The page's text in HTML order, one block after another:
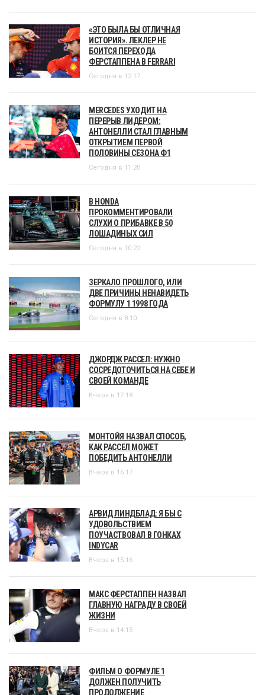
«ЭТО БЫЛА БЫ ОТЛИЧНАЯ
ИСТОРИЯ». ЛЕКЛЕР НЕ
БОИТСЯ ПЕРЕХОДА
ФЕРСТАППЕНА В FERRARI
Сегодня в 12:17
MERCEDES УХОДИТ НА
ПЕРЕРЫВ ЛИДЕРОМ:
АНТОНЕЛЛИ СТАЛ ГЛАВНЫМ
ОТКРЫТИЕМ ПЕРВОЙ
ПОЛОВИНЫ СЕЗОНА Ф1
Сегодня в 11:20
В HONDA
ПРОКОММЕНТИРОВАЛИ
СЛУХИ О ПРИБАВКЕ В 50
ЛОШАДИНЫХ СИЛ
Сегодня в 10:22
ЗЕРКАЛО ПРОШЛОГО, ИЛИ
ДВЕ ПРИЧИНЫ НЕНАВИДЕТЬ
ФОРМУЛУ 1 1998 ГОДА
Сегодня в 8:10
ДЖОРДЖ РАССЕЛ: НУЖНО
СОСРЕДОТОЧИТЬСЯ НА СЕБЕ И
СВОЕЙ КОМАНДЕ
Вчера в 17:18
МОНТОЙЯ НАЗВАЛ СПОСОБ,
КАК РАССЕЛ МОЖЕТ
ПОБЕДИТЬ АНТОНЕЛЛИ
Вчера в 16:17
АРВИД ЛИНДБЛАД: Я БЫ С
УДОВОЛЬСТВИЕМ
ПОУЧАСТВОВАЛ В ГОНКАХ
INDYCAR
Вчера в 15:16
МАКС ФЕРСТАППЕН НАЗВАЛ
ГЛАВНУЮ НАГРАДУ В СВОЕЙ
ЖИЗНИ
Вчера в 14:15
ФИЛЬМ О ФОРМУЛЕ 1
ДОЛЖЕН ПОЛУЧИТЬ
ПРОДОЛЖЕНИЕ